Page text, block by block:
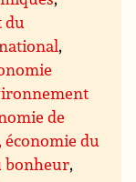
du
,
de
du
bonheur,